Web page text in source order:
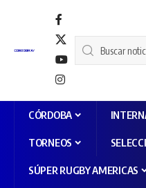
CÓRDOBA
TORNEOS
SÚPER RUGBY AMERICAS